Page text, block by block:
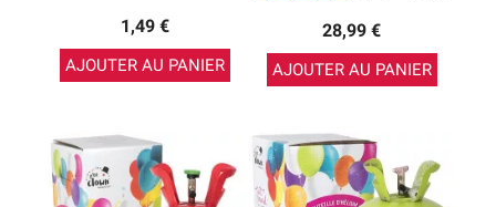
1,49 €
AJOUTER AU PANIER
28,99 €
AJOUTER AU PANIER